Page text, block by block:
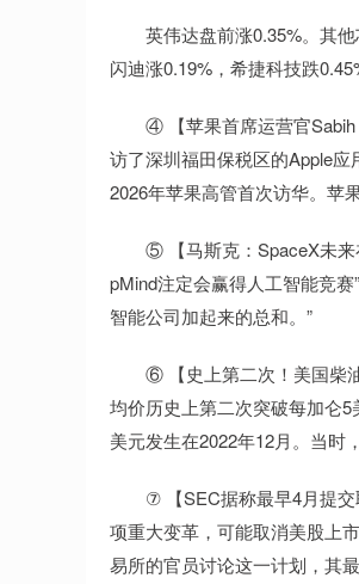
英伟达盘前涨0.35%。其他
闪迪涨0.19%，希捷科技跌
④ 【苹果首席运营官Sabih
访了深圳福田保税区的Apple
2026年苹果高管首次访华。苹
⑤ 【马斯克：SpaceX未来在
pMind注定会赢得人工智能竞
智能公司加起来的总和。”
⑥ 【史上第二次！美国柴油
均价历史上第二次突破每加仑
美元发生在2022年12月。当时
⑦ 【SEC据称最早4月提交
项重大变革，可能取消美股上
易所的官员讨论这一计划，其